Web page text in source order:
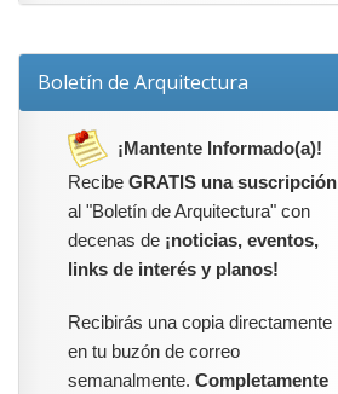
Boletín de Arquitectura
¡Mantente Informado(a)!
Recibe GRATIS una suscripción
al "Boletín de Arquitectura" con
decenas de ¡noticias, eventos,
links de interés y planos!
Recibirás una copia directamente
en tu buzón de correo
semanalmente. Completamente